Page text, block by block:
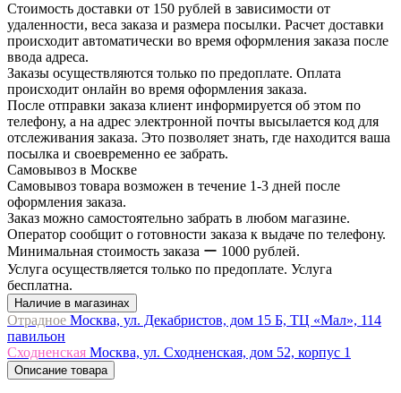
Стоимость доставки от 150 рублей в зависимости от
удаленности, веса заказа и размера посылки. Расчет доставки
происходит автоматически во время оформления заказа после
ввода адреса.
Заказы осуществляются только по предоплате. Оплата
происходит онлайн во время оформления заказа.
После отправки заказа клиент информируется об этом по
телефону, а на адрес электронной почты высылается код для
отслеживания заказа. Это позволяет знать, где находится ваша
посылка и своевременно ее забрать.
Самовывоз в Москве
Самовывоз товара возможен в течение 1-3 дней после
оформления заказа.
Заказ можно самостоятельно забрать в любом магазине.
Оператор сообщит о готовности заказа к выдаче по телефону.
Минимальная стоимость заказа ー 1000 рублей.
Услуга осуществляется только по предоплате. Услуга
бесплатна.
Наличие в магазинах
Отрадное Москва, ул. Декабристов, дом 15 Б, ТЦ «Мал», 114
павильон
Сходненская Москва, ул. Сходненская, дом 52, корпус 1
Описание товара